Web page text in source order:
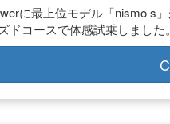
に最上位モデル「nismo s
ドコースで体感試乗しました